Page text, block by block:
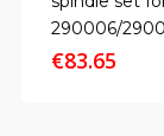
290006/
€83.65